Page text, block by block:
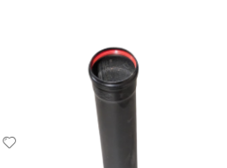
POÊLES & CHAUFFAGE